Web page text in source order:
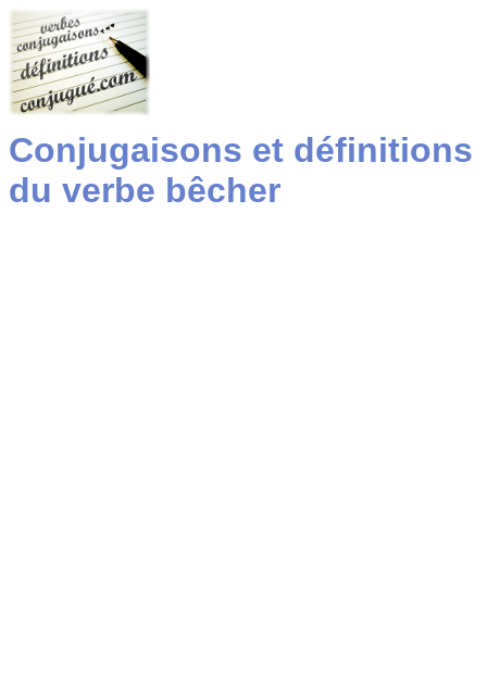
Conjugaisons et définitions
du verbe bêcher